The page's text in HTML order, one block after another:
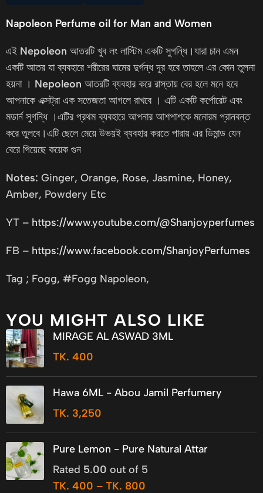
Napoleon Perfume oil for Man and Women
এই Nepoleon আতরটি খুব লং লাস্টিম একটি সুগন্ধি।যারা চান এমন
একটি আতর যা ব্যবহারে শরীরের ঘামের দুর্গন্ধ দূর হবে তাহলে এর কোন তুলনা
হয়না । Nepoleon আতরটি ব্যবহার করে রাস্তায় বের হলে মনে হবে
আপনাকে এক্সট্রা এক সতেজতা আগলে রাখবে । এটি একটি কর্পোরেট এবং
মডার্ন সুগন্ধি ।এটির প্রথম ব্যবহারে আপনার আশপাশকে মনোরম প্রানবন্ত
করে তুলবে।এটি ছেলে মেয়ে উভয়ই ব্যবহার করতে পারায় এর ডিমান্ড যেন
বেরে গিয়েছে কয়েক গুন
Notes: Ginger, Orange, Rose, Jasmine, Honey,
Amber, Powdery Etc
YT – https://www.youtube.com/@Shanjoyperfumes
FB – https://www.facebook.com/ShanjoyPerfumes
Tag ; Fogg, #Fogg Napoleon,
YOU MIGHT ALSO LIKE
MIRAGE AL ASWAD 3ML
TK. 400
Hawa 6ML - Abou Jamil Perfumery
TK. 3,250
Pure Lemon - Pure Natural Attar
Rated 5.00 out of 5
TK. 400 – TK. 800